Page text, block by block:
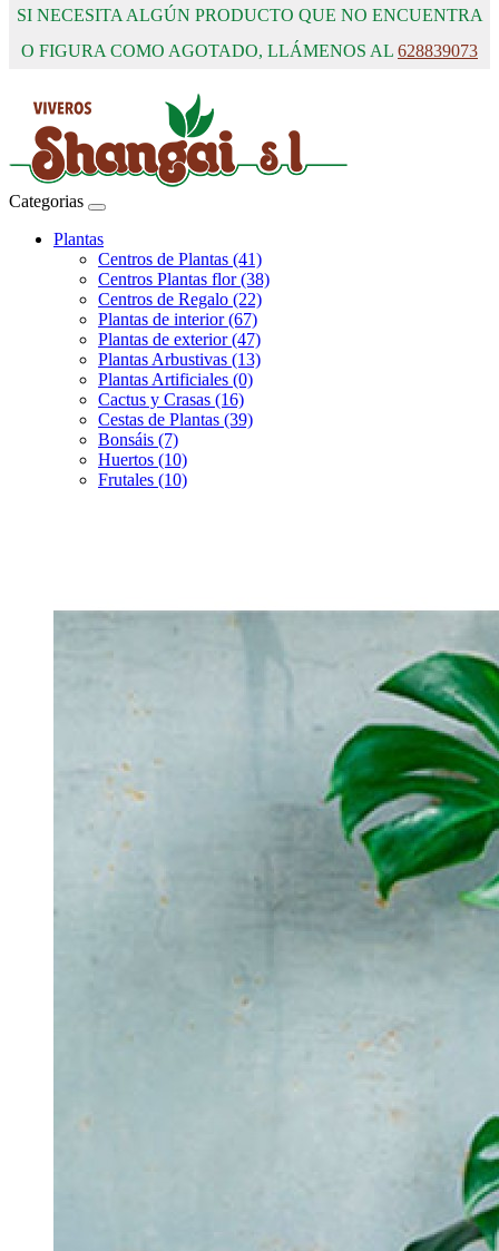
SI NECESITA ALGÚN PRODUCTO QUE NO ENCUENTRA
O FIGURA COMO AGOTADO, LLÁMENOS AL 628839073
Categorias
Plantas
Centros de Plantas (41)
Centros Plantas flor (38)
Centros de Regalo (22)
Plantas de interior (67)
Plantas de exterior (47)
Plantas Arbustivas (13)
Plantas Artificiales (0)
Cactus y Crasas (16)
Cestas de Plantas (39)
Bonsáis (7)
Huertos (10)
Frutales (10)